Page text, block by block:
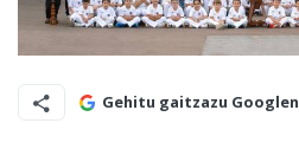
Gehitu gaitzazu Googlen